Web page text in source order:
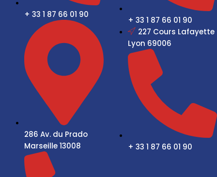
+ 33 1 87 66 01 90
286 Av. du Prado
Marseille 13008
+ 33 1 87 66 01 90
227 Cours Lafayette
Lyon 69006
+ 33 1 87 66 01 90